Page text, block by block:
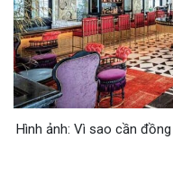
Hình ảnh: Vì sao cần